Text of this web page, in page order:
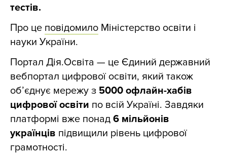
тестів.
Про це повідомило Міністерство освіти і
науки України.
Портал Дія.Освіта — це Єдиний державний
вебпортал цифрової освіти, який також
об’єднує мережу з 5000 офлайн-хабів
цифрової освіти по всій Україні. Завдяки
платформі вже понад 6 мільйонів
українців підвищили рівень цифрової
грамотності.